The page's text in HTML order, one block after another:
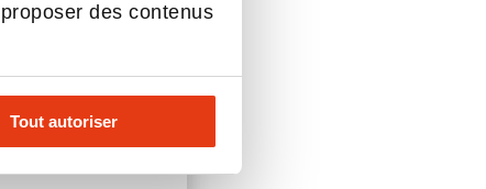
des contenus
Tout autoriser